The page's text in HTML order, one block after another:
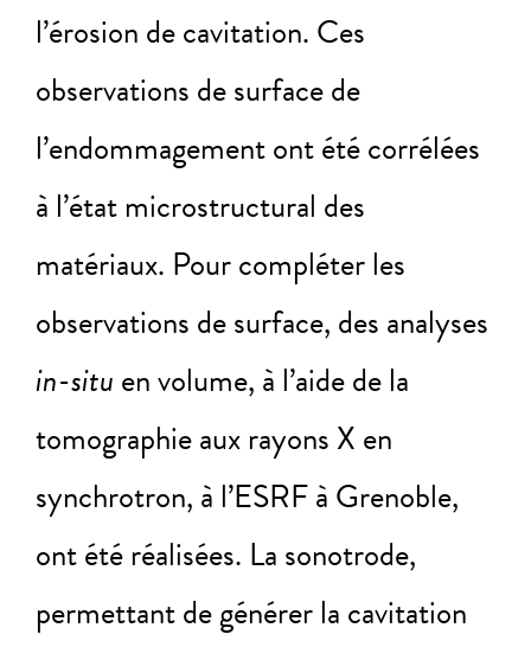
l’érosion de cavitation. Ces
observations de surface de
l’endommagement ont été corrélées
à l’état microstructural des
matériaux. Pour compléter les
observations de surface, des analyses
in-situ en volume, à l’aide de la
tomographie aux rayons X en
synchrotron, à l’ESRF à Grenoble,
ont été réalisées. La sonotrode,
permettant de générer la cavitation